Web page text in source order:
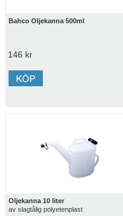
Bahco Oljekanna 500ml
146 kr
Oljekanna 10 liter
av slagtålig polyetenplast